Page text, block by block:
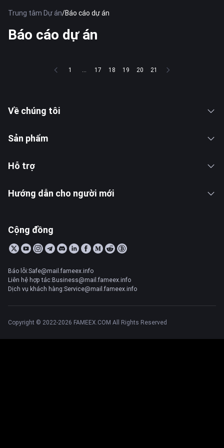
Trung tâm Dự án/Báo cáo dự án
Báo cáo dự án
1 ... 17 18 19 20 21
Về chúng tôi
Sản phẩm
Hỗ trợ
Hướng dẫn cho người mới
Cộng đồng
Báo lỗi:Safe@mail.fameex.info
Liên hệ hợp tác:Business@mail.fameex.info
Dịch vụ khách hàng:Service@mail.fameex.info
Copyright © 2022-2026 FAMEEX.COM All Rights Reserved